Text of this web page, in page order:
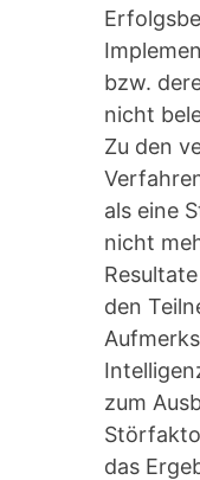
bzw.
nicht
Zu den
als eine
nicht
den
zum
das